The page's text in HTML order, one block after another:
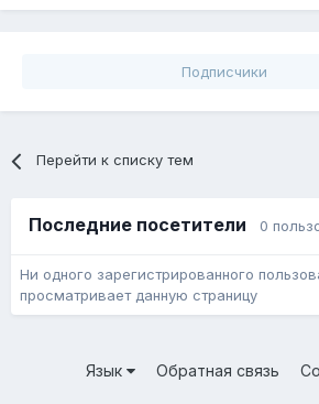
Подписчики
Перейти к списку тем
Последние посетители 0
Ни одного зарегистрированного
просматривает данную страницу
Язык Обратная связь